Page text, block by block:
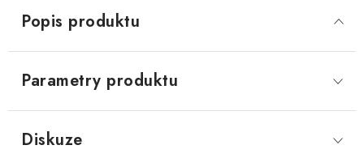
Popis produktu
Parametry produktu
Diskuze